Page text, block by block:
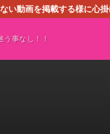
動画を掲載する様に心
う事なし！！